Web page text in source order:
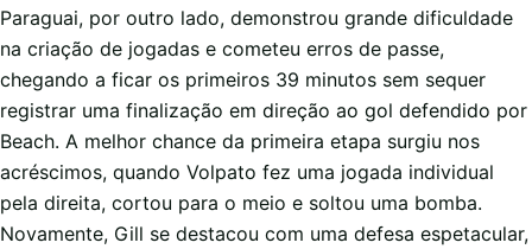
Paraguai, por outro lado, demonstrou grande dificuldade
na criação de jogadas e cometeu erros de passe,
chegando a ficar os primeiros 39 minutos sem sequer
registrar uma finalização em direção ao gol defendido por
Beach. A melhor chance da primeira etapa surgiu nos
acréscimos, quando Volpato fez uma jogada individual
pela direita, cortou para o meio e soltou uma bomba.
Novamente, Gill se destacou com uma defesa espetacular,